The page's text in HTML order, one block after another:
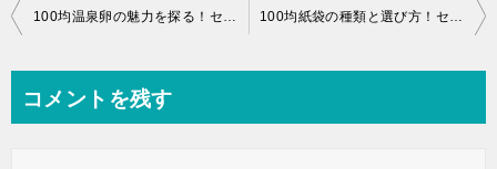
投
ビ
100均温泉卵の魅力を探る！セリアとキャンドゥの製品比較 100均紙袋の種類と選び方！セリアの大きい紙袋がおすすめ
コメントを残す